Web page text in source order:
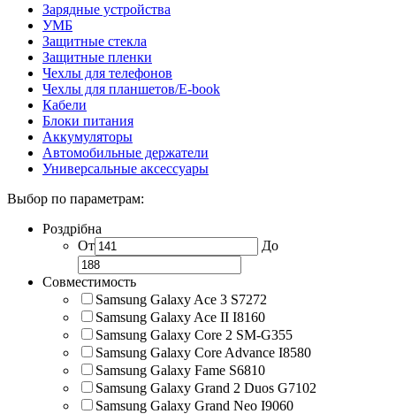
Зарядные устройства
УМБ
Защитные стекла
Защитные пленки
Чехлы для телефонов
Чехлы для планшетов/E-book
Кабели
Блоки питания
Аккумуляторы
Автомобильные держатели
Универсальные аксессуары
Выбор по параметрам:
Роздрібна
От
До
Совместимость
Samsung Galaxy Ace 3 S7272
Samsung Galaxy Ace II I8160
Samsung Galaxy Core 2 SM-G355
Samsung Galaxy Core Advance I8580
Samsung Galaxy Fame S6810
Samsung Galaxy Grand 2 Duos G7102
Samsung Galaxy Grand Neo I9060